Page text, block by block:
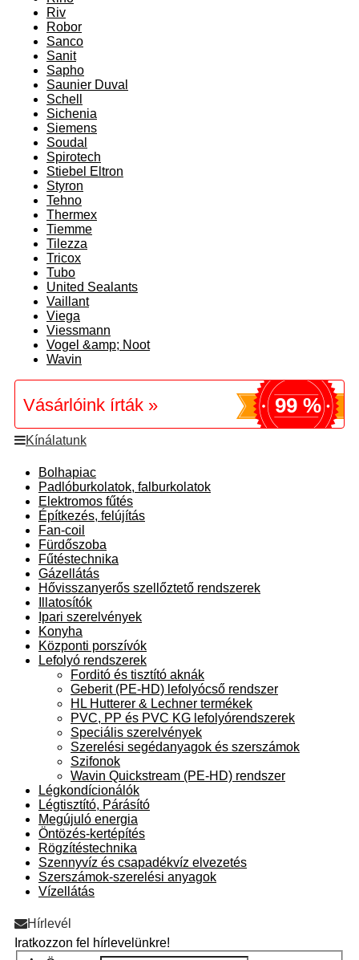
Riv
Robor
Sanco
Sanit
Sapho
Saunier Duval
Schell
Sichenia
Siemens
Soudal
Spirotech
Stiebel Eltron
Styron
Tehno
Thermex
Tiemme
Tilezza
Tricox
Tubo
United Sealants
Vaillant
Viega
Viessmann
Vogel &amp; Noot
Wavin
Vásárlóink írták » 99 %
Kínálatunk
Bolhapiac
Padlóburkolatok, falburkolatok
Elektromos fűtés
Építkezés, felújítás
Fan-coil
Fürdőszoba
Fűtéstechnika
Gázellátás
Hővisszanyerős szellőztető rendszerek
Illatosítók
Ipari szerelvények
Konyha
Központi porszívók
Lefolyó rendszerek
Forditó és tisztító aknák
Geberit (PE-HD) lefolyócső rendszer
HL Hutterer & Lechner termékek
PVC, PP és PVC KG lefolyórendszerek
Speciális szerelvények
Szerelési segédanyagok és szerszámok
Szifonok
Wavin Quickstream (PE-HD) rendszer
Légkondícionálók
Légtisztító, Párásító
Megújuló energia
Öntözés-kertépítés
Rögzítéstechnika
Szennyvíz és csapadékvíz elvezetés
Szerszámok-szerelési anyagok
Vízellátás
Hírlevél
Iratkozzon fel hírlevelünkre!